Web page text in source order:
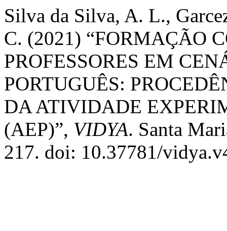
Silva da Silva, A. L.,
C. (2021) “FORMAÇÃO
PROFESSORES EM
PORTUGUÊS:
DA ATIVIDADE
(AEP)”, VIDYA. Santa
217. doi: 10.37781/